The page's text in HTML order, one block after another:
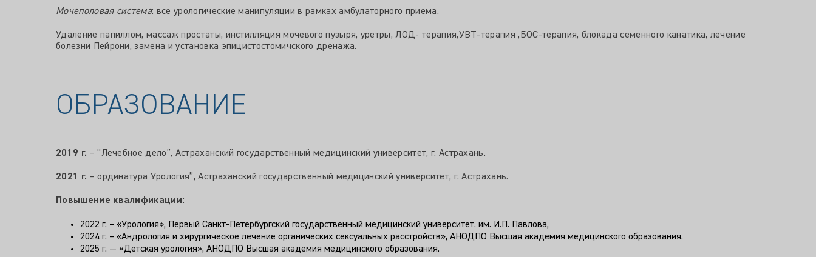
Мочеполовая система: все урологические манипуляции в рамках амбулаторного приема.
Удаление папиллом, массаж простаты, инстилляция мочевого пузыря, уретры, ЛОД- терапия,УВТ-терапия ,БОС-терапия, блокада семенного канатика, лечение
болезни Пейрони, замена и установка эпицистостомичского дренажа.
ОБРАЗОВАНИЕ
2019 г. – “Лечебное дело”, Астраханский государственный медицинский университет, г. Астрахань.
2021 г. – ординатура Урология”, Астраханский государственный медицинский университет, г. Астрахань.
Повышение квалификации:
2022 г. – «Урология», Первый Санкт-Петербургский государственный медицинский университет. им. И.П. Павлова,
2024 г. – «Андрология и хирургическое лечение органических сексуальных расстройств», АНОДПО Высшая академия медицинского образования.
2025 г. — «Детская урология», АНОДПО Высшая академия медицинского образования.